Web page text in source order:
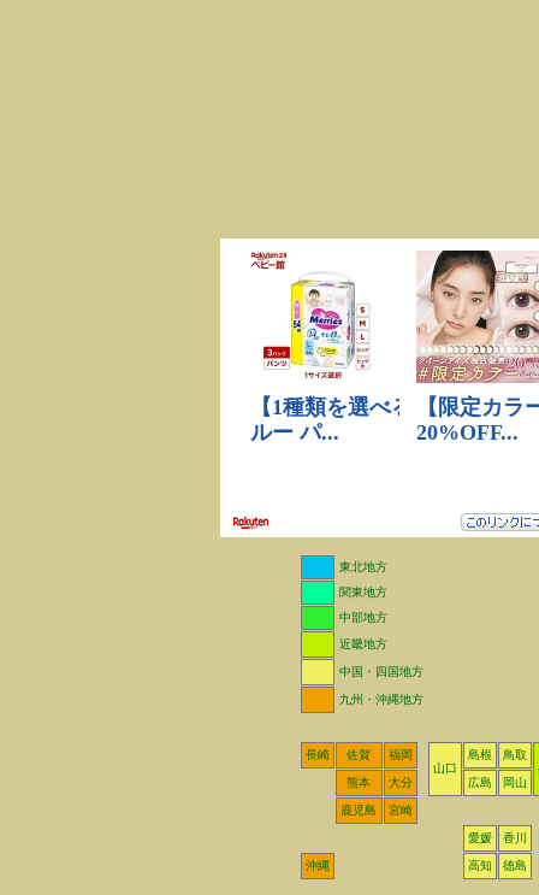
東北地方
関東地方
中部地方
近畿地方
中国・四国地方
九州・沖縄地方
長崎 佐賀
福岡
山口
島根
鳥取
熊本
大分 広島 岡山
鹿児島 宮崎
愛媛 香川
沖縄 高知 徳島